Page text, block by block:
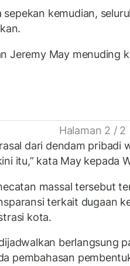
sepekan kemudian,
Jeremy May menuding
Halaman 2 / 2
dari dendam pribadi
itu,” kata May kepada
massal tersebut
terkait dugaan
kota.
berlangsung
pembahasan